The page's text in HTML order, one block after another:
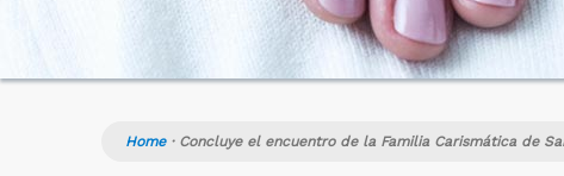
Home· Concluye el encuentro de la Familia Carismática de